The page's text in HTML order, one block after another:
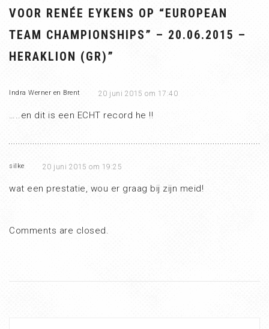
VOOR RENÉE EYKENS OP “EUROPEAN
TEAM CHAMPIONSHIPS” – 20.06.2015 –
HERAKLION (GR)”
Indra Werner en Brent 20 juni 2015 om 17:40
…..en dit is een ECHT record he !!
silke 20 juni 2015 om 19:25
wat een prestatie, wou er graag bij zijn meid!
Comments are closed.